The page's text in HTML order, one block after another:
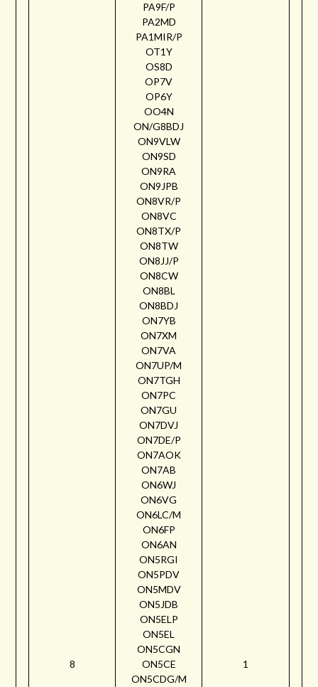
8
PA9F/P
PA2MD
PA1MIR/P
OT1Y
OS8D
OP7V
OP6Y
OO4N
ON/G8BDJ
ON9VLW
ON9SD
ON9RA
ON9JPB
ON8VR/P
ON8VC
ON8TX/P
ON8TW
ON8JJ/P
ON8CW
ON8BL
ON8BDJ
ON7YB
ON7XM
ON7VA
ON7UP/M
ON7TGH
ON7PC
ON7GU
ON7DVJ
ON7DE/P
ON7AOK
ON7AB
ON6WJ
ON6VG
ON6LC/M
ON6FP
ON6AN
ON5RGI
ON5PDV
ON5MDV
ON5JDB
ON5ELP
ON5EL
ON5CGN
ON5CE
ON5CDG/M
1